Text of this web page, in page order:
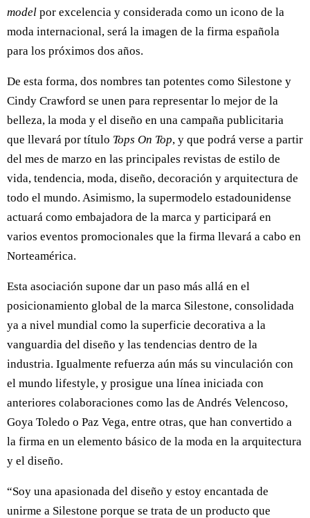
model por excelencia y considerada como un icono de la
moda internacional, será la imagen de la firma española
para los próximos dos años.
De esta forma, dos nombres tan potentes como Silestone y
Cindy Crawford se unen para representar lo mejor de la
belleza, la moda y el diseño en una campaña publicitaria
que llevará por título Tops On Top, y que podrá verse a partir
del mes de marzo en las principales revistas de estilo de
vida, tendencia, moda, diseño, decoración y arquitectura de
todo el mundo. Asimismo, la supermodelo estadounidense
actuará como embajadora de la marca y participará en
varios eventos promocionales que la firma llevará a cabo en
Norteamérica.
Esta asociación supone dar un paso más allá en el
posicionamiento global de la marca Silestone, consolidada
ya a nivel mundial como la superficie decorativa a la
vanguardia del diseño y las tendencias dentro de la
industria. Igualmente refuerza aún más su vinculación con
el mundo lifestyle, y prosigue una línea iniciada con
anteriores colaboraciones como las de Andrés Velencoso,
Goya Toledo o Paz Vega, entre otras, que han convertido a
la firma en un elemento básico de la moda en la arquitectura
y el diseño.
“Soy una apasionada del diseño y estoy encantada de
unirme a Silestone porque se trata de un producto que